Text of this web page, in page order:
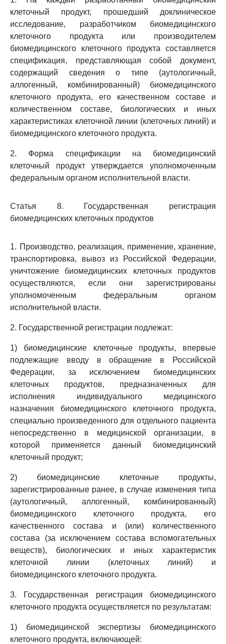
клеточный продукт, прошедший доклиническое
исследование, разработчиком биомедицинского
клеточного продукта или производителем
биомедицинского клеточного продукта составляется
спецификация, представляющая собой документ,
содержащий сведения о типе (аутологичный,
аллогенный, комбинированный) биомедицинского
клеточного продукта, его качественном составе и
количественном составе, биологических и иных
характеристиках клеточной линии (клеточных линий) и
биомедицинского клеточного продукта.
2. Форма спецификации на биомедицинский
клеточный продукт утверждается уполномоченным
федеральным органом исполнительной власти.
Статья 8. Государственная регистрация
биомедицинских клеточных продуктов
1. Производство, реализация, применение, хранение,
транспортировка, вывоз из Российской Федерации,
уничтожение биомедицинских клеточных продуктов
осуществляются, если они зарегистрированы
уполномоченным федеральным органом
исполнительной власти.
2. Государственной регистрации подлежат:
1) биомедицинские клеточные продукты, впервые
подлежащие вводу в обращение в Российской
Федерации, за исключением биомедицинских
клеточных продуктов, предназначенных для
исполнения индивидуального медицинского
назначения биомедицинского клеточного продукта,
специально произведенного для отдельного пациента
непосредственно в медицинской организации, в
которой применяется данный биомедицинский
клеточный продукт;
2) биомедицинские клеточные продукты,
зарегистрированные ранее, в случае изменения типа
(аутологичный, аллогенный, комбинированный)
биомедицинского клеточного продукта, его
качественного состава и (или) количественного
состава (за исключением состава вспомогательных
веществ), биологических и иных характеристик
клеточной линии (клеточных линий) и
биомедицинского клеточного продукта.
3. Государственная регистрация биомедицинского
клеточного продукта осуществляется по результатам:
1) биомедицинской экспертизы биомедицинского
клеточного продукта, включающей: